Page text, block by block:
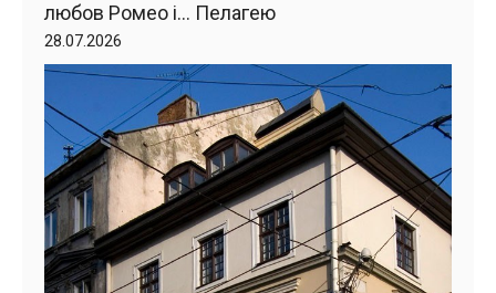
любов Ромео і… Пелагею
28.07.2026